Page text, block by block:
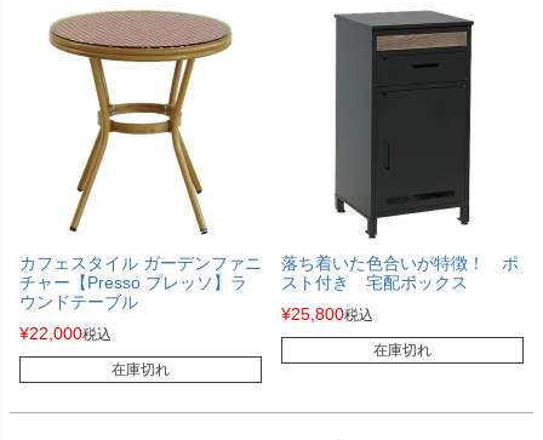
カフェスタイル ガーデンファニ
チャー【Presso プレッソ】ラ
ウンドテーブル
¥22,000税込
在庫切れ
落ち着いた色合いが特徴！ ポ
スト付き 宅配ボックス
¥25,800税込
在庫切れ